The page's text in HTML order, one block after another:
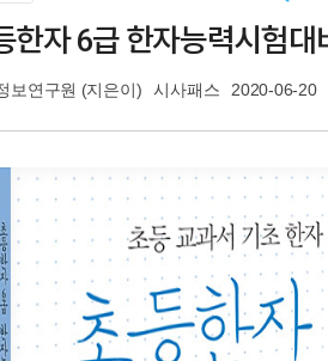
한자 6급 한자능력시험대
보연구원 (지은이) 시사패스 2020-06-20